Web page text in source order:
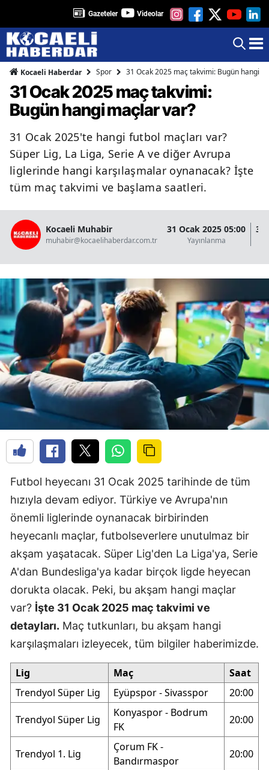
Gazeteler Videolar
Kocaeli Haberdar Spor 31 Ocak 2025 maç takvimi: Bugün hangi
31 Ocak 2025 maç takvimi:
Bugün hangi maçlar var?
31 Ocak 2025'te hangi futbol maçları var?
Süper Lig, La Liga, Serie A ve diğer Avrupa
liglerinde hangi karşılaşmalar oynanacak? İşte
tüm maç takvimi ve başlama saatleri.
Kocaeli Muhabir
muhabir@kocaelihaberdar.com.tr
31 Ocak 2025 05:00
Yayınlanma
31
Futbol heyecanı 31 Ocak 2025 tarihinde de tüm
hızıyla devam ediyor. Türkiye ve Avrupa'nın
önemli liglerinde oynanacak birbirinden
heyecanlı maçlar, futbolseverlere unutulmaz bir
akşam yaşatacak. Süper Lig'den La Liga'ya, Serie
A'dan Bundesliga'ya kadar birçok ligde heyecan
dorukta olacak. Peki, bu akşam hangi maçlar
var? İşte 31 Ocak 2025 maç takvimi ve
detayları. Maç tutkunları, bu akşam hangi
karşılaşmaları izleyecek, tüm bilgiler haberimizde.
Lig Maç
Saat
Trendyol Süper Lig
Eyüpspor - Sivasspor 20:00
Trendyol Süper Lig
Konyaspor - Bodrum
FK
20:00
Trendyol 1. Lig
Çorum FK -
Bandırmaspor
20:00